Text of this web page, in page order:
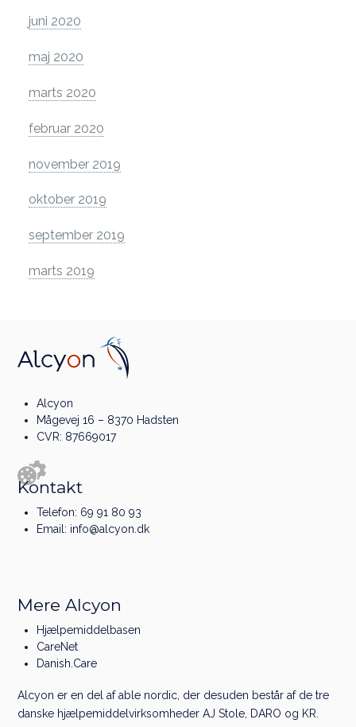
juni 2020
maj 2020
marts 2020
februar 2020
november 2019
oktober 2019
september 2019
marts 2019
Alcyon
Mågevej 16 – 8370 Hadsten
CVR: 87669017
Kontakt
Telefon: 69 91 80 93
Email: info@alcyon.dk
Mere Alcyon
Hjælpemiddelbasen
CareNet
Danish.Care
Alcyon er en del afable nordic , der desuden består af de tre
danske hjælpe­middel­virksomhederAJ Stole DARO og KR